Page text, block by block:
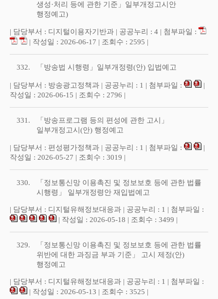
생성·처리 등에 관한 기준」일부개정고시안
행정예고)
| 담당부서 : 디지털이용자기반과 | 공공누리 : 4 | 첨부파일 :
| 작성일 : 2026-06-17 | 조회수 : 2595 |
332. 「방송법 시행령」일부개정령(안) 입법예고
| 담당부서 : 방송광고정책과 | 공공누리 : 1 | 첨부파일 :
|
작성일 : 2026-06-15 | 조회수 : 2796 |
331.
「방송프로그램 등의 편성에 관한 고시」
일부개정고시(안) 행정예고
| 담당부서 : 편성평가정책과 | 공공누리 : 1 | 첨부파일 :
|
작성일 : 2026-05-27 | 조회수 : 3019 |
330.
「정보통신망 이용촉진 및 정보보호 등에 관한 법률
시행령」 일부개정령안 재입법예고
| 담당부서 : 디지털유해정보대응과 | 공공누리 : 1 | 첨부파일 :
| 작성일 : 2026-05-18 | 조회수 : 3499 |
329.
「정보통신망 이용촉진 및 정보보호 등에 관한 법률
위반에 대한 과징금 부과 기준」 고시 제정(안)
행정예고
| 담당부서 : 디지털유해정보대응과 | 공공누리 : 1 | 첨부파일 :
| 작성일 : 2026-05-13 | 조회수 : 3525 |